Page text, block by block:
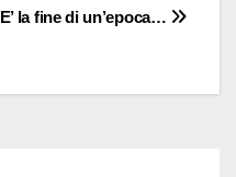
E’ la fine di un’epoca…